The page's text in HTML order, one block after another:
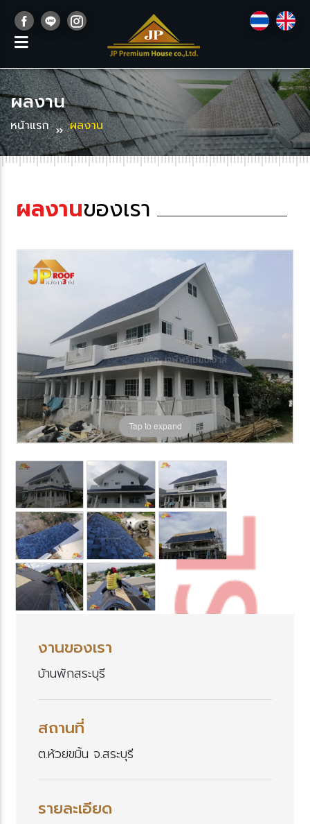
ผลงาน
หน้าแรก ผลงาน
ผลงานของเรา
Tap to expand
งานของเรา
บ้านพักสระบุรี
สถานที่
ต.ห้วยขมิ้น จ.สระบุรี
รายละเอียด